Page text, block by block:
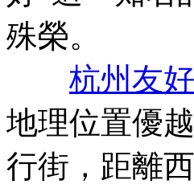
殊榮。
杭州友
地理位置優
行街，距離